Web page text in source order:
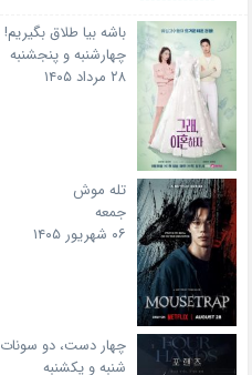
باشه بیا طلاق بگیریم!
چهارشنبه و پنجشنبه
۲۸ مرداد ۱۴۰۵
تله موش
جمعه
۰۶ شهریور ۱۴۰۵
چهار دست، دو سونات
شنبه و یکشنبه